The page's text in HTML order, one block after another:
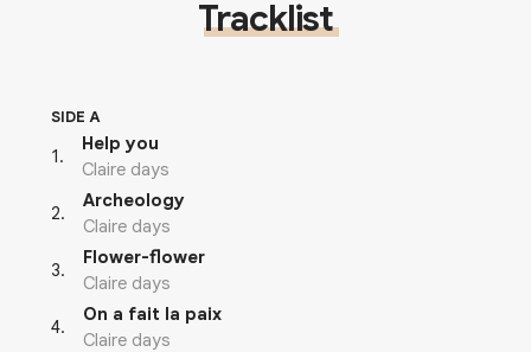
Tracklist
SIDE A
1.
Help you
Claire days
2.
Archeology
Claire days
3.
Flower-flower
Claire days
4.
On a fait la paix
Claire days